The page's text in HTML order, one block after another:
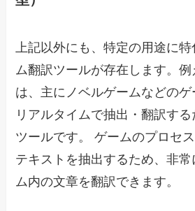
上記以外にも、特定の用途に特
ム翻訳ツールが存在します。
は、主にノベルゲームなどの
リアルタイムで抽出・翻訳す
ツールです。 ゲームのプロセ
テキストを抽出するため、非
ム内の文章を翻訳できます。